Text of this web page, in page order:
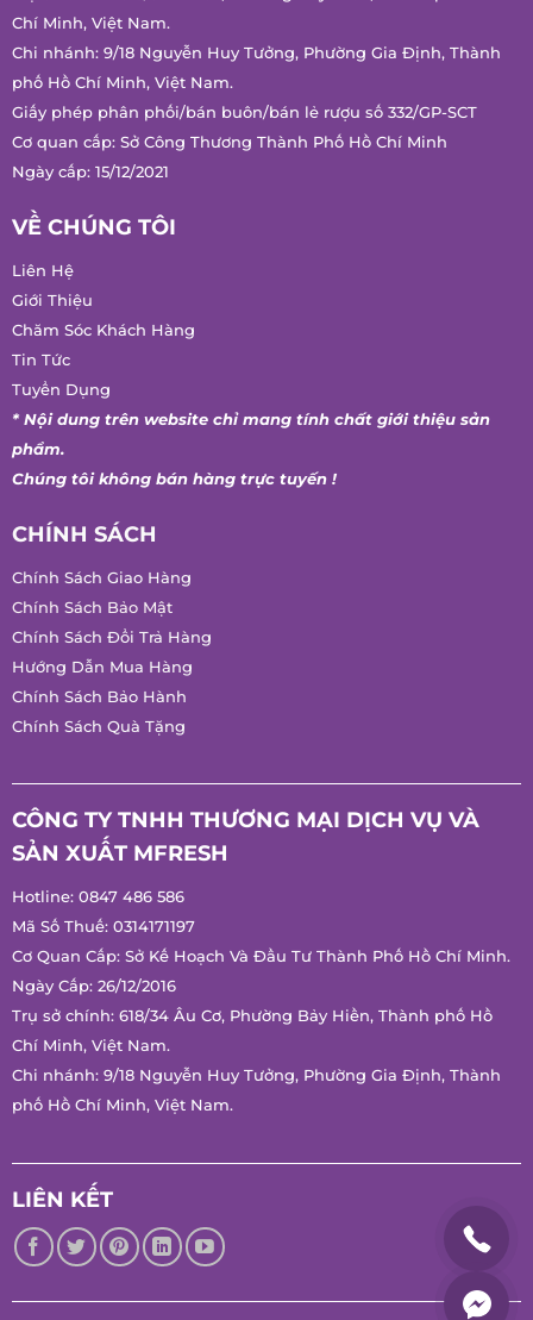
Tư vấn bán hàng:0847 486 586
Trụ sở chính: 618/34 Âu Cơ, Phường Bảy Hiền, Thành phố Hồ
Chí Minh, Việt Nam.
Chi nhánh: 9/18 Nguyễn Huy Tưởng, Phường Gia Định, Thành
phố Hồ Chí Minh, Việt Nam.
Giấy phép phân phối/bán buôn/bán lẻ rượu số 332/GP-SCT
Ngày cấp: 15/12/2021
VỀ CHÚNG TÔI
Liên Hệ
Giới Thiệu
Chăm Sóc Khách Hàng
Tin Tức
Tuyển Dụng
* Nội dung trên website chỉ mang tính chất giới thiệu sản
Chúng tôi không bán hàng trực tuyến !
CHÍNH SÁCH
Chính Sách Giao Hàng
Chính Sách Bảo Mật
Chính Sách Đổi Trả Hàng
Hướng Dẫn Mua Hàng
Chính Sách Quà Tặng
SẢN XUẤT MFRESH
Hotline:0847 486 586
Mã Số Thuế: 0314171197
Cơ Quan Cấp: Sở Kế Hoạch Và Đầu Tư Thành Phố Hồ Chí
Minh.
Ngày Cấp: 26/12/2016
Trụ sở chính: 618/34 Âu Cơ, Phường Bảy Hiền, Thành phố Hồ
Chi nhánh: 9/18 Nguyễn Huy Tưởng, Phường Gia Định, Thành
phố Hồ Chí Minh, Việt Nam.